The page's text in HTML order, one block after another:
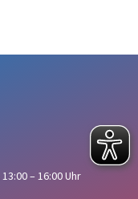
13:00 – 16:00 Uhr